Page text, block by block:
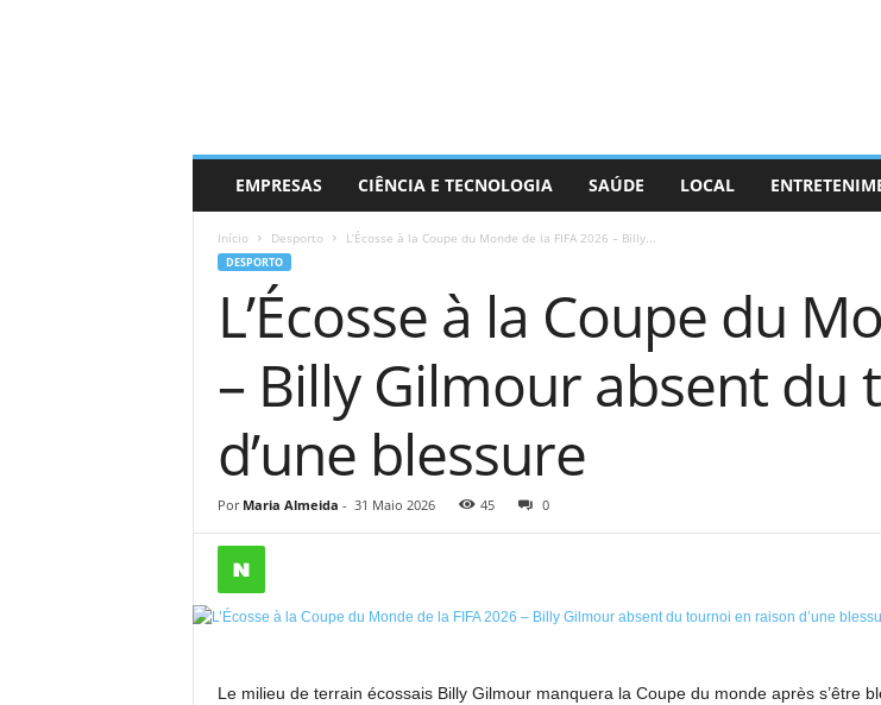
EMPRESAS CIÊNCIA E TECNOLOGIA SAÚDE LOCAL
Início Desporto L’Écosse à la Coupe du Monde de la FIFA 2026 – Billy...
DESPORTO
L’Écosse à la Coupe du
– Billy Gilmour absent du
d’une blessure
Por Maria Almeida - 31 Maio 2026 45 0
Le milieu de terrain écossais Billy Gilmour manquera la Coupe du monde après s’être